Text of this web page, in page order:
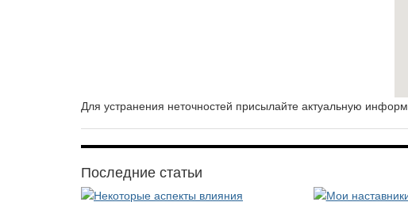
Для устранения неточностей присылайте актуальную
Последние статьи